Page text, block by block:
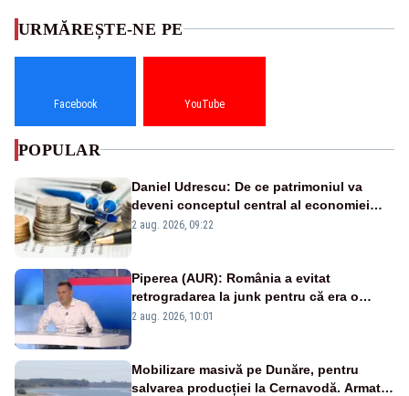
URMĂREȘTE-NE PE
Facebook YouTube
POPULAR
Daniel Udrescu: De ce patrimoniul va
deveni conceptul central al economiei
viitoare?
2 aug. 2026, 09:22
Piperea (AUR): România a evitat
retrogradarea la junk pentru că era o
catastrofă pentru bănci și fondurile de
2 aug. 2026, 10:01
Mobilizare masivă pe Dunăre, pentru
salvarea producției la Cernavodă. Armata